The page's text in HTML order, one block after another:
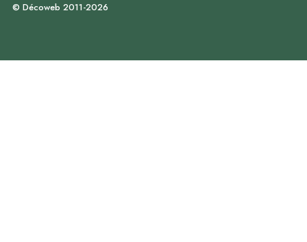
© Décoweb 2011-2026